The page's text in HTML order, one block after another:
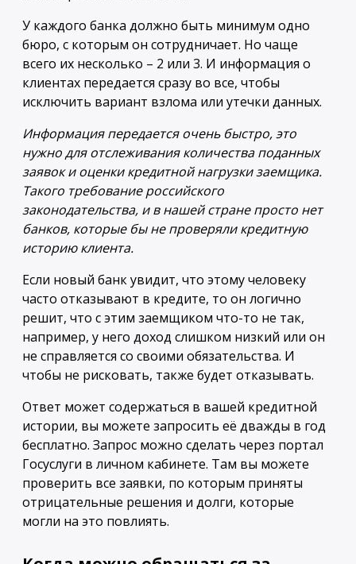
У каждого банка должно быть минимум одно
бюро, с которым он сотрудничает. Но чаще
всего их несколько – 2 или 3. И информация о
клиентах передается сразу во все, чтобы
исключить вариант взлома или утечки данных.
Информация передается очень быстро, это
нужно для отслеживания количества поданных
заявок и оценки кредитной нагрузки заемщика.
Такого требование российского
законодательства, и в нашей стране просто нет
банков, которые бы не проверяли кредитную
историю клиента.
Если новый банк увидит, что этому человеку
часто отказывают в кредите, то он логично
решит, что с этим заемщиком что-то не так,
например, у него доход слишком низкий или он
не справляется со своими обязательства. И
чтобы не рисковать, также будет отказывать.
Ответ может содержаться в вашей кредитной
истории, вы можете запросить её дважды в год
бесплатно. Запрос можно сделать через портал
Госуслуги в личном кабинете. Там вы можете
проверить все заявки, по которым приняты
отрицательные решения и долги, которые
могли на это повлиять.